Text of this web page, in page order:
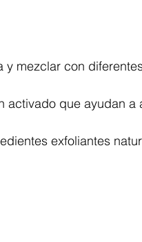
y mezclar con
activado que ayudan
exfoliantes